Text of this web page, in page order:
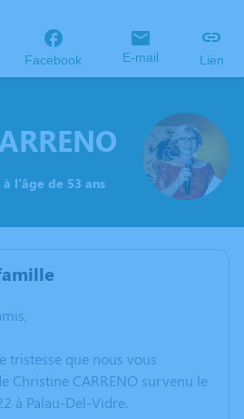
Facebook E-mail Lien
l'âge de 53 ans
tristesse que nous vous
Christine CARRENO survenu le
à Palau-Del-Vidre.